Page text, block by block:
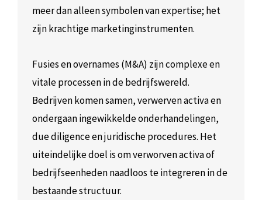
meer dan alleen symbolen van expertise; het
zijn krachtige marketinginstrumenten.
Fusies en overnames (M&A) zijn complexe en
vitale processen in de bedrijfswereld.
Bedrijven komen samen, verwerven activa en
ondergaan ingewikkelde onderhandelingen,
due diligence en juridische procedures. Het
uiteindelijke doel is om verworven activa of
bedrijfseenheden naadloos te integreren in de
bestaande structuur.